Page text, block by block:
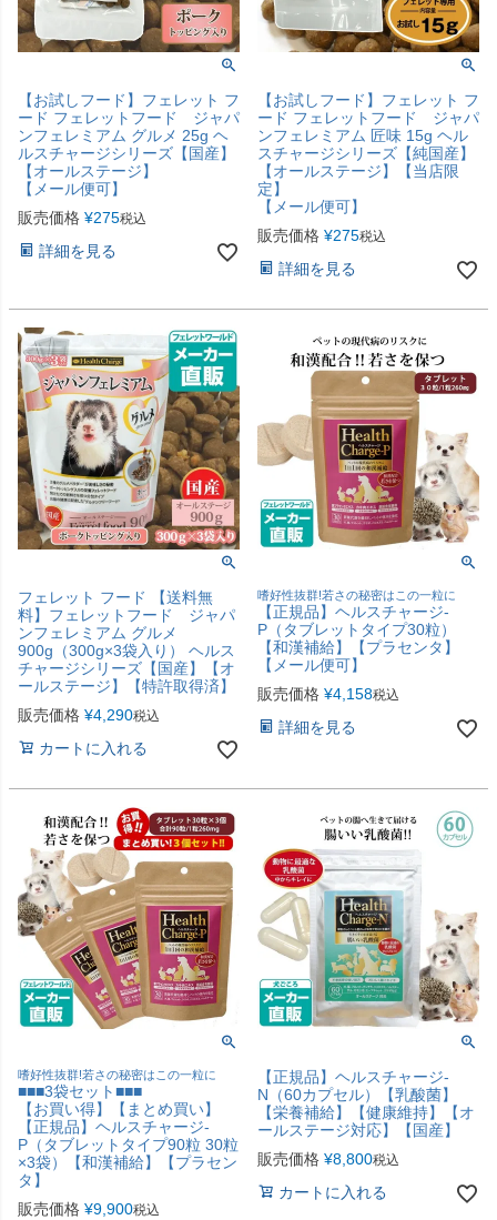
【お試しフード】フェレット フ
ード フェレットフード ジャパ
ンフェレミアム グルメ 25g ヘ
ルスチャージシリーズ【国産】
【オールステージ】
【メール便可】
販売価格 ¥275税込
詳細を見る
【お試しフード】フェレット フ
ード フェレットフード ジャパ
ンフェレミアム 匠味 15g ヘル
スチャージシリーズ【純国産】
【オールステージ】【当店限
定】
【メール便可】
販売価格 ¥275税込
詳細を見る
フェレット フード 【送料無
料】フェレットフード ジャパ
ンフェレミアム グルメ
900g（300g×3袋入り） ヘルス
チャージシリーズ【国産】【オ
ールステージ】【特許取得済】
販売価格 ¥4,290税込
カートに入れる
嗜好性抜群!若さの秘密はこの一粒に
【正規品】ヘルスチャージ-
P（タブレットタイプ30粒）
【和漢補給】【プラセンタ】
【メール便可】
販売価格 ¥4,158税込
詳細を見る
嗜好性抜群!若さの秘密はこの一粒に
■■■3袋セット■■■
【お買い得】【まとめ買い】
【正規品】ヘルスチャージ-
P（タブレットタイプ90粒 30粒
×3袋）【和漢補給】【プラセン
タ】
販売価格 ¥9,900税込
【正規品】ヘルスチャージ-
N（60カプセル）【乳酸菌】
【栄養補給】【健康維持】【オ
ールステージ対応】【国産】
販売価格 ¥8,800税込
カートに入れる